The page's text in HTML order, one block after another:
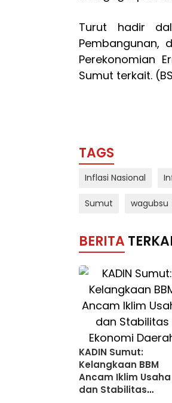
Turut hadir
Pembangunan,
Perekonomian
Sumut terkait.
TAGS
Inflasi Nasional
Sumut wagubsu
BERITA
KADIN Sumut:
Kelangkaan BBM
Ancam Iklim Usaha
dan Stabilitas